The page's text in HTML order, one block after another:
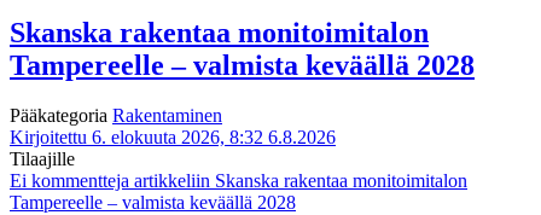
Skanska rakentaa monitoimitalon
Tampereelle – valmista keväällä 2028
Pääkategoria Rakentaminen
Kirjoitettu 6. elokuuta 2026, 8:32 6.8.2026
Tilaajille
Ei kommentteja artikkeliin Skanska rakentaa monitoimitalon
Tampereelle – valmista keväällä 2028